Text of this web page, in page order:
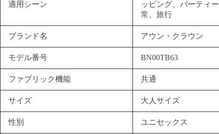
適用シーン
ッピング、パーティ
常、旅行
ブランド名 アウン・クラウン
モデル番号 BN00TB63
ファブリック機能 共通
サイズ 大人サイズ
性別 ユニセックス